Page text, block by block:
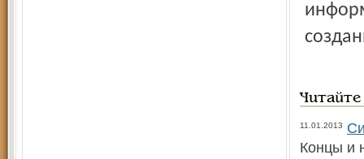
11.01.2013
Концы и